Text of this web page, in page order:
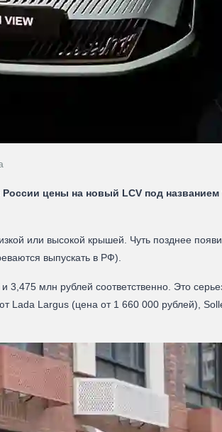
цены на новый LCV под
или высокой крышей. Чуть позднее
выпускать в РФ).
3,475 млн рублей соответственно. Это
Lada Largus (цена от 1 660 000 рублей),